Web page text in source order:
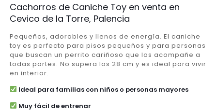
Cachorros de Caniche Toy en venta en
Cevico de la Torre, Palencia
Pequeños, adorables y llenos de energía. El caniche
toy es perfecto para pisos pequeños y para personas
que buscan un perrito cariñoso que los acompañe a
todas partes. No supera los 28 cm y es ideal para vivir
en interior.
Ideal para familias con niños o personas mayores
Muy fácil de entrenar